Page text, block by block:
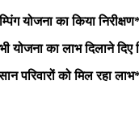
योजना का किया
योजना का लाभ दिलाने दिए
परिवारों को मिल रहा